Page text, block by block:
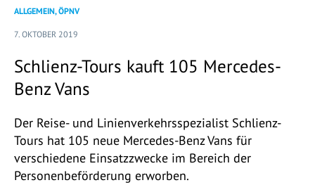
ALLGEMEIN, ÖPNV
7. OKTOBER 2019
Schlienz-Tours kauft 105 Mercedes-
Benz Vans
Der Reise- und Linienverkehrsspezialist Schlienz-
Tours hat 105 neue Mercedes-Benz Vans für
verschiedene Einsatzzwecke im Bereich der
Personenbeförderung erworben.